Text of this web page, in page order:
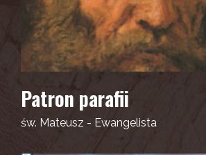
Patron parafii
św. Mateusz - Ewangelista